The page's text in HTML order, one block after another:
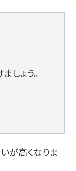
しょう。
が高くなりま